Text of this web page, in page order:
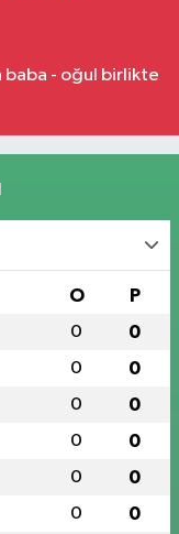
baba - oğul birlikte
O P
0 0
0 0
0 0
0 0
0 0
0 0